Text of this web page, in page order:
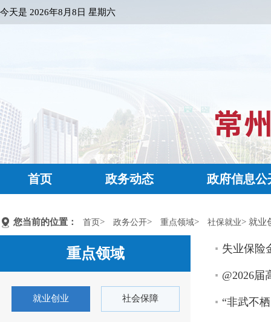
今天是 2026年8月8日 星期六
首页 政务动态 政府信息公
您当前的位置： 首页> 政务公开> 重点领域> 社保就业> 就业
重点领域
就业创业 社会保障
失业保险
@2026届
“非武不